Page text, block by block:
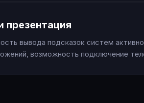
презентация
вывода подсказок систем
возможность подключение